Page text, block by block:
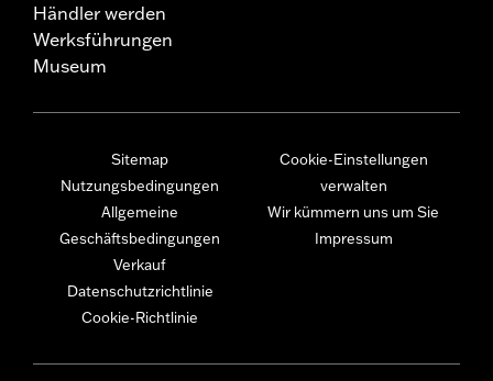
Händler werden
Werksführungen
Museum
Sitemap
Nutzungsbedingungen
Allgemeine
Geschäftsbedingungen
Verkauf
Datenschutzrichtlinie
Cookie-Richtlinie
Cookie-Einstellungen
verwalten
Wir kümmern uns um Sie
Impressum